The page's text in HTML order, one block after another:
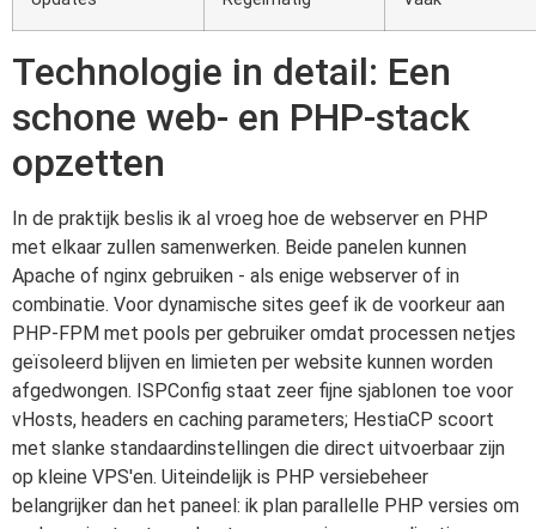
Technologie in detail: Een
schone web- en PHP-stack
opzetten
In de praktijk beslis ik al vroeg hoe de webserver en PHP
met elkaar zullen samenwerken. Beide panelen kunnen
Apache of nginx gebruiken - als enige webserver of in
combinatie. Voor dynamische sites geef ik de voorkeur aan
PHP-FPM met pools per gebruiker omdat processen netjes
geïsoleerd blijven en limieten per website kunnen worden
afgedwongen. ISPConfig staat zeer fijne sjablonen toe voor
vHosts, headers en caching parameters; HestiaCP scoort
met slanke standaardinstellingen die direct uitvoerbaar zijn
op kleine VPS'en. Uiteindelijk is PHP versiebeheer
belangrijker dan het paneel: ik plan parallelle PHP versies om